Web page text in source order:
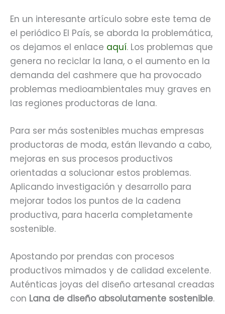
En un interesante artículo sobre este tema de
el periódico El País, se aborda la problemática,
os dejamos el enlace aquí. Los problemas que
genera no reciclar la lana, o el aumento en la
demanda del cashmere que ha provocado
problemas medioambientales muy graves en
las regiones productoras de lana.
Para ser más sostenibles muchas empresas
productoras de moda, están llevando a cabo,
mejoras en sus procesos productivos
orientadas a solucionar estos problemas.
Aplicando investigación y desarrollo para
mejorar todos los puntos de la cadena
productiva, para hacerla completamente
sostenible.
Apostando por prendas con procesos
productivos mimados y de calidad excelente.
Auténticas joyas del diseño artesanal creadas
con Lana de diseño absolutamente sostenible.